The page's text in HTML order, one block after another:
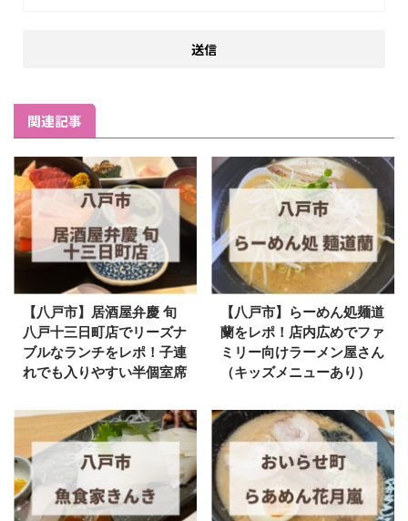
関連記事
【八戸市】居酒屋弁慶 旬
八戸十三日町店でリーズナ
ブルなランチをレポ！子連
れでも入りやすい半個室席
【八戸市】らーめん処麺道
蘭をレポ！店内広めでファ
ミリー向けラーメン屋さん
（キッズメニューあり）